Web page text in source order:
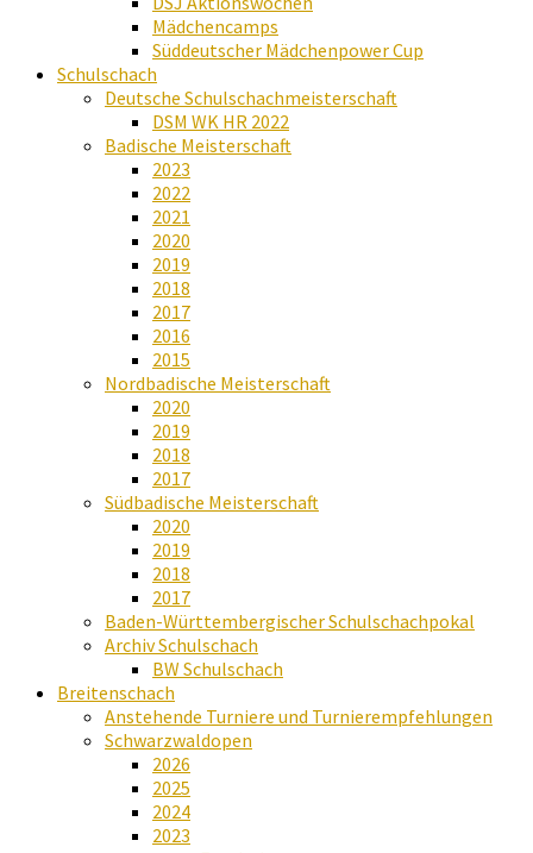
Mädchencamps
Süddeutscher Mädchenpower Cup
Schulschach
Deutsche Schulschachmeisterschaft
DSM WK HR 2022
Badische Meisterschaft
2023
2022
2021
2020
2019
2018
2017
2016
2015
Nordbadische Meisterschaft
2020
2019
2018
2017
Südbadische Meisterschaft
2020
2019
2018
2017
Baden-Württembergischer Schulschachpokal
Archiv Schulschach
BW Schulschach
Breitenschach
Anstehende Turniere und Turnierempfehlungen
Schwarzwaldopen
2026
2025
2024
2023